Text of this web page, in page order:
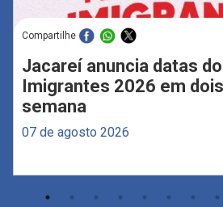
Compartilhe
Jacareí anuncia datas
Imigrantes 2026 em
semana
07 de agosto 2026